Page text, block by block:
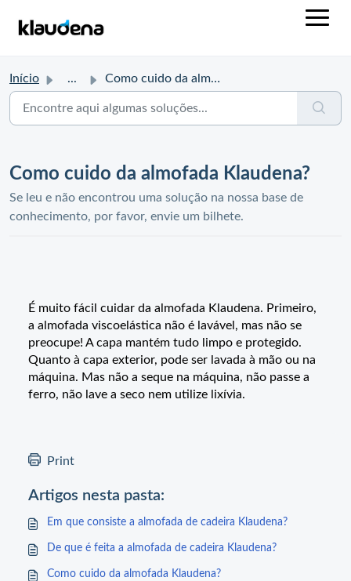
Início ... Como cuido da almofada Klaudena?
Como cuido da almofada Klaudena?
Se leu e não encontrou uma solução na nossa base de
conhecimento, por favor, envie um bilhete.
É muito fácil cuidar da almofada Klaudena. Primeiro,
a almofada viscoelástica não é lavável, mas não se
preocupe! A capa mantém tudo limpo e protegido.
Quanto à capa exterior, pode ser lavada à mão ou na
máquina. Mas não a seque na máquina, não passe a
ferro, não lave a seco nem utilize lixívia.
Print
Artigos nesta pasta:
Em que consiste a almofada de cadeira Klaudena?
De que é feita a almofada de cadeira Klaudena?
Como cuido da almofada Klaudena?